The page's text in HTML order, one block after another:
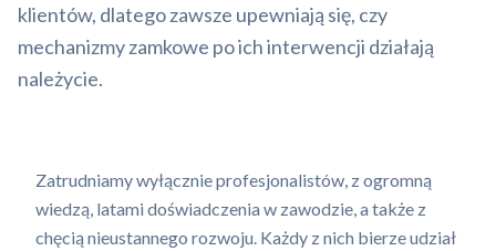
klientów, dlatego zawsze upewniają się, czy
mechanizmy zamkowe po ich interwencji działają
należycie.
Zatrudniamy wyłącznie profesjonalistów, z ogromną
wiedzą, latami doświadczenia w zawodzie, a także z
chęcią nieustannego rozwoju. Każdy z nich bierze udział